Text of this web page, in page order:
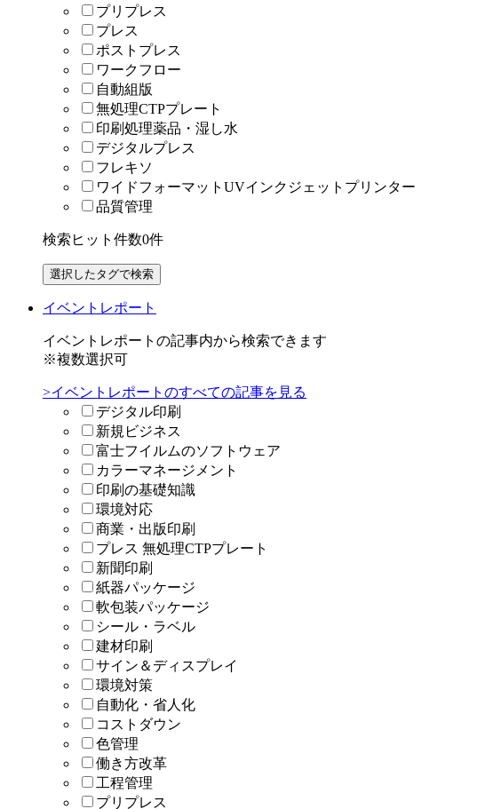
プリプレス
プレス
ポストプレス
ワークフロー
自動組版
無処理CTPプレート
印刷処理薬品・湿し水
デジタルプレス
フレキソ
ワイドフォーマットUVインクジェットプリンター
品質管理
検索ヒット件数0件
イベントレポート
イベントレポートの記事内から検索できます
※複数選択可
>イベントレポートのすべての記事を見る
デジタル印刷
新規ビジネス
富士フイルムのソフトウェア
カラーマネージメント
印刷の基礎知識
環境対応
商業・出版印刷
プレス 無処理CTPプレート
新聞印刷
紙器パッケージ
軟包装パッケージ
シール・ラベル
建材印刷
サイン＆ディスプレイ
環境対策
自動化・省人化
コストダウン
色管理
働き方改革
工程管理
プリプレス